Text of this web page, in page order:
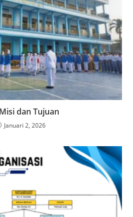
dan Tujuan
Januari 2, 2026